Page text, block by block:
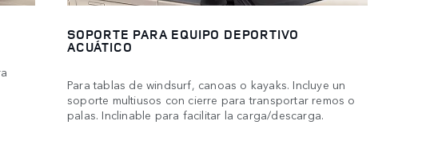
SOPORTE PARA EQUIPO DEPORTIVO
ACUÁTICO
Para tablas de windsurf, canoas o kayaks. Incluye un
soporte multiusos con cierre para transportar remos o
palas. Inclinable para facilitar la carga/descarga.